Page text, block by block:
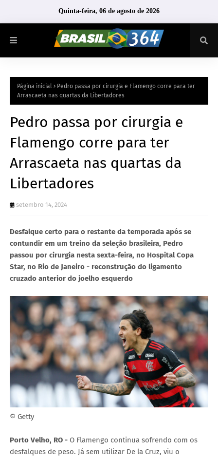
Quinta-feira, 06 de agosto de 2026
Página inicial
Pedro passa por cirurgia e Flamengo corre para ter
Arrascaeta nas quartas da Libertadores
Pedro passa por cirurgia e
Flamengo corre para ter
Arrascaeta nas quartas da
Libertadores
setembro 14, 2024
Desfalque certo para o restante da temporada após se
contundir em um treino da seleção brasileira, Pedro
passou por cirurgia nesta sexta-feira, no Hospital Copa
Star, no Rio de Janeiro - reconstrução do ligamento
cruzado anterior do joelho esquerdo
© Getty
Porto Velho, RO - O Flamengo continua sofrendo com os
desfalques de peso. Já sem utilizar De la Cruz, viu o